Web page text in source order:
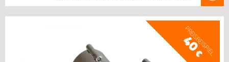
PREISBEISPIEL
40
€